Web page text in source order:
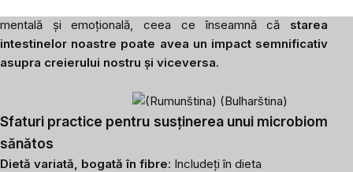
mentală și emoțională, ceea ce înseamnă că starea
intestinelor noastre poate avea un impact semnificativ
asupra creierului nostru și viceversa.
Sfaturi practice pentru susținerea unui microbiom
sănătos
Dietă variată, bogată în fibre: Includeți în dieta